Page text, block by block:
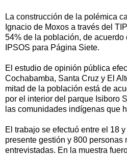
La construcción de la polémica
Ignacio de Moxos a través del
54% de la población, de
IPSOS para Página Siete.
El estudio de opinión pública
Cochabamba, Santa Cruz y El
mitad de la población está de
por el interior del parque Isiboro
las comunidades indígenas que
El trabajo se efectuó entre el 18
presente gestión y 800 personas
entrevistadas. En la muestra